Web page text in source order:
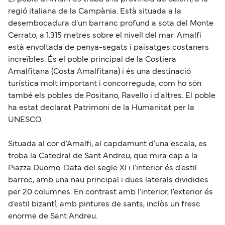
regió italiana de la Campània. Està situada a la
desembocadura d'un barranc profund a sota del Monte
Cerrato, a 1.315 metres sobre el nivell del mar. Amalfi
està envoltada de penya-segats i paisatges costaners
increïbles. És el poble principal de la Costiera
Amalfitana (Costa Amalfitana) i és una destinació
turística molt important i concorreguda, com ho són
també els pobles de Positano, Ravello i d'altres. El poble
ha estat declarat Patrimoni de la Humanitat per la
UNESCO.
Situada al cor d'Amalfi, al capdamunt d'una escala, es
troba la Catedral de Sant Andreu, que mira cap a la
Piazza Duomo. Data del segle XI i l'interior és d'estil
barroc, amb una nau principal i dues laterals dividides
per 20 columnes. En contrast amb l'interior, l'exterior és
d'estil bizantí, amb pintures de sants, inclòs un fresc
enorme de Sant Andreu.